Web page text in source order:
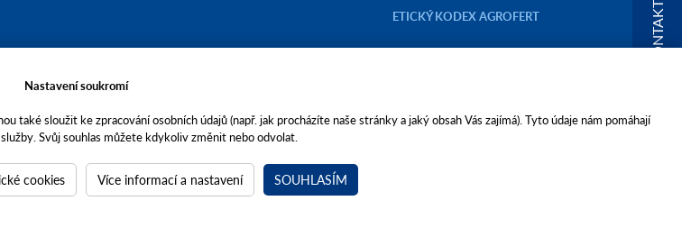
ETICKÝ KODEX AGROFERT
69301, IČO 00544957,
koncernu AGROFERT řízeného společností AGROFERT, a.s.,
Nastavení soukromí
sloužit ke zpracování osobních údajů (např. jak procházíte naše stránky a jaký obsah Vás zajímá). Tyto údaje nám pomáhají
Svůj souhlas můžete kdykoliv změnit nebo odvolat.
cookies Více informací a nastavení SOUHLASÍM